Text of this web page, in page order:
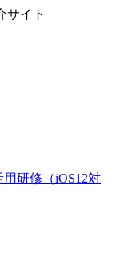
サイト
研修（iOS12対